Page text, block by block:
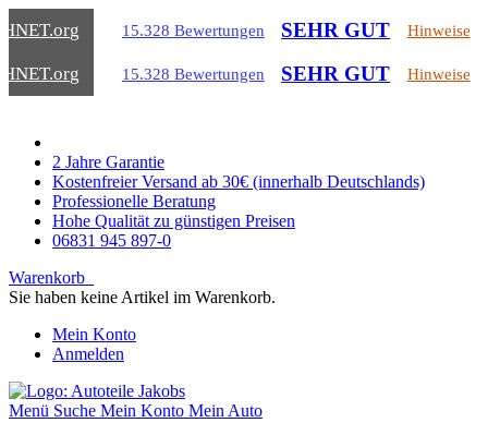
.org 15.328 Bewertungen SEHR GUT Hinweise
.org 15.328 Bewertungen SEHR GUT Hinweise
2 Jahre Garantie
Kostenfreier Versand ab 30€ (innerhalb Deutschlands)
Professionelle Beratung
Hohe Qualität zu günstigen Preisen
06831 945 897-0
Warenkorb
Sie haben keine Artikel im Warenkorb.
Mein Konto
Anmelden
Menü Suche Mein Konto Mein Auto